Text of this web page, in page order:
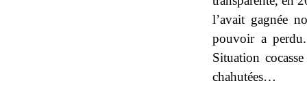
l’avait gagnée
pouvoir a
Situation
chahutées…